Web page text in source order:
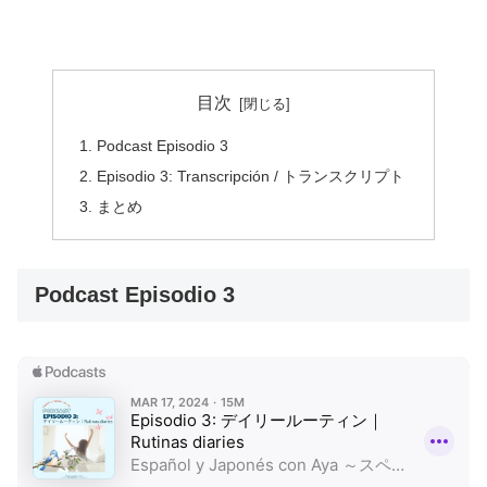
目次
Podcast Episodio 3
Episodio 3: Transcripción / トランスクリプト
まとめ
Podcast Episodio 3